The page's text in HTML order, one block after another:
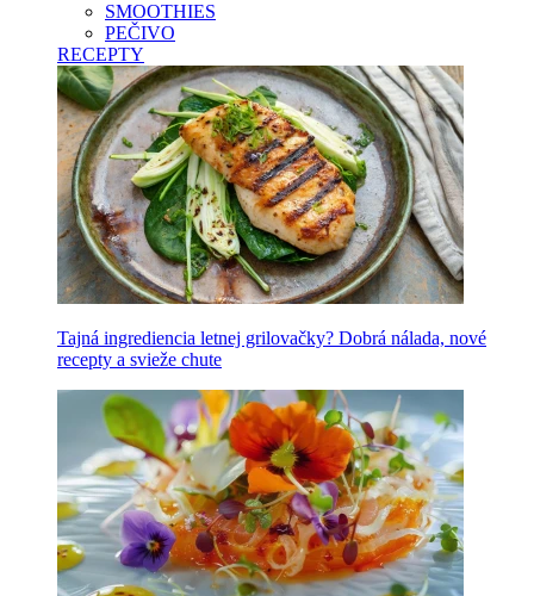
SMOOTHIES
PEČIVO
RECEPTY
Tajná ingrediencia letnej grilovačky? Dobrá nálada, nové
recepty a svieže chute